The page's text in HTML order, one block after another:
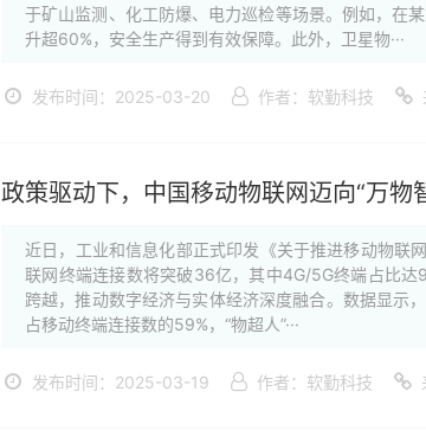
于矿山监测、化工防爆、电力巡检等场景。例如，在
升超60%，安全生产得到有效保障。此外，卫星物···
发布时间：2025-03-20 作者：软勤科技
政策驱动下，中国移动物联网迈向“万物
近日，工业和信息化部正式印发《关于推进移动物联
联网终端连接数将突破36亿，其中4G/5G终端占比达
跨越，推动数字经济与实体经济深度融合。数据显示
占移动终端连接数的59%，“物超人”···
发布时间：2025-03-19 作者：软勤科技